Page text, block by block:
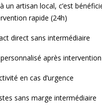
un artisan local, c’est
rapide (24h)
direct sans intermédiaire
personnalisé après intervention
en cas d’urgence
sans marge intermédiaire